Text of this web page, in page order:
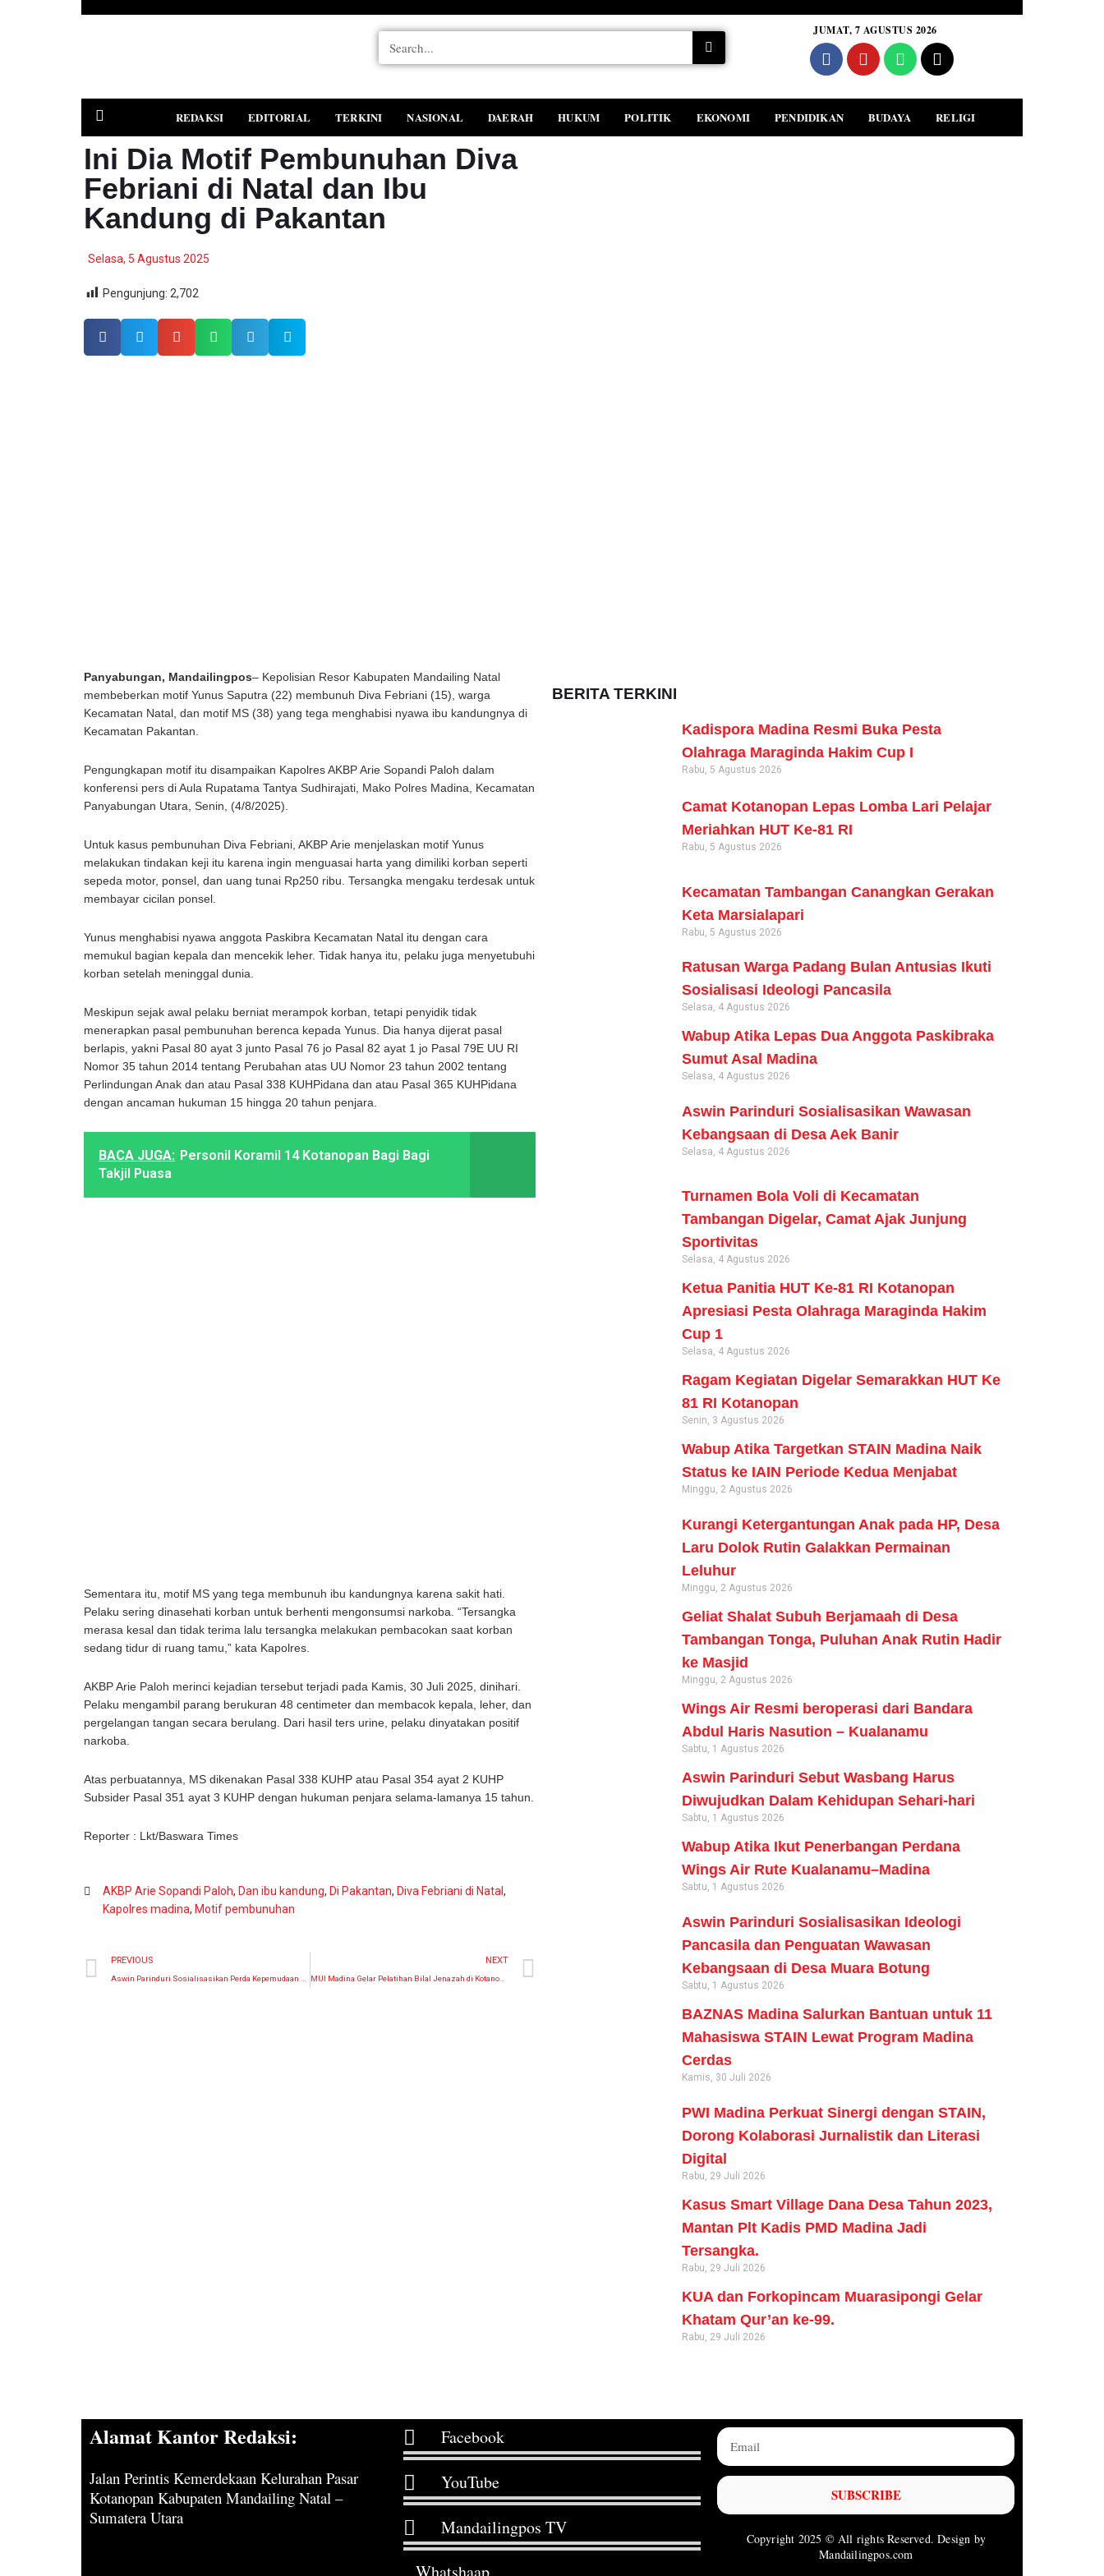
JUMAT, 7 AGUSTUS 2026
REDAKSI EDITORIAL TERKINI NASIONAL DAERAH HUKUM POLITIK EKONOMI PENDIDIKAN BUDAYA RELIGI
Ini Dia Motif Pembunuhan Diva
Febriani di Natal dan Ibu
Kandung di Pakantan
Selasa, 5 Agustus 2025
Pengunjung: 2,702
Panyabungan, Mandailingpos– Kepolisian Resor Kabupaten Mandailing Natal
membeberkan motif Yunus Saputra (22) membunuh Diva Febriani (15), warga
Kecamatan Natal, dan motif MS (38) yang tega menghabisi nyawa ibu kandungnya di
Kecamatan Pakantan.
Pengungkapan motif itu disampaikan Kapolres AKBP Arie Sopandi Paloh dalam
konferensi pers di Aula Rupatama Tantya Sudhirajati, Mako Polres Madina, Kecamatan
Panyabungan Utara, Senin, (4/8/2025).
Untuk kasus pembunuhan Diva Febriani, AKBP Arie menjelaskan motif Yunus
melakukan tindakan keji itu karena ingin menguasai harta yang dimiliki korban seperti
sepeda motor, ponsel, dan uang tunai Rp250 ribu. Tersangka mengaku terdesak untuk
membayar cicilan ponsel.
Yunus menghabisi nyawa anggota Paskibra Kecamatan Natal itu dengan cara
memukul bagian kepala dan mencekik leher. Tidak hanya itu, pelaku juga menyetubuhi
korban setelah meninggal dunia.
Meskipun sejak awal pelaku berniat merampok korban, tetapi penyidik tidak
menerapkan pasal pembunuhan berenca kepada Yunus. Dia hanya dijerat pasal
berlapis, yakni Pasal 80 ayat 3 junto Pasal 76 jo Pasal 82 ayat 1 jo Pasal 79E UU RI
Nomor 35 tahun 2014 tentang Perubahan atas UU Nomor 23 tahun 2002 tentang
Perlindungan Anak dan atau Pasal 338 KUHPidana dan atau Pasal 365 KUHPidana
dengan ancaman hukuman 15 hingga 20 tahun penjara.
BACA JUGA: Personil Koramil 14 Kotanopan Bagi Bagi
Takjil Puasa
Sementara itu, motif MS yang tega membunuh ibu kandungnya karena sakit hati.
Pelaku sering dinasehati korban untuk berhenti mengonsumsi narkoba. “Tersangka
merasa kesal dan tidak terima lalu tersangka melakukan pembacokan saat korban
sedang tidur di ruang tamu,” kata Kapolres.
AKBP Arie Paloh merinci kejadian tersebut terjadi pada Kamis, 30 Juli 2025, dinihari.
Pelaku mengambil parang berukuran 48 centimeter dan membacok kepala, leher, dan
pergelangan tangan secara berulang. Dari hasil ters urine, pelaku dinyatakan positif
narkoba.
Atas perbuatannya, MS dikenakan Pasal 338 KUHP atau Pasal 354 ayat 2 KUHP
Subsider Pasal 351 ayat 3 KUHP dengan hukuman penjara selama-lamanya 15 tahun.
Reporter : Lkt/Baswara Times
AKBP Arie Sopandi Paloh, Dan ibu kandung, Di Pakantan, Diva Febriani di Natal ,
Kapolres madina, Motif pembunuhan
PREVIOUS NEXT
MUI Madina Gelar Pelatihan Bilal Jenazah di Kotanopan
BERITA TERKINI
Kadispora Madina Resmi Buka Pesta
Olahraga Maraginda Hakim Cup I
Rabu, 5 Agustus 2026
Camat Kotanopan Lepas Lomba Lari Pelajar
Meriahkan HUT Ke-81 RI
Rabu, 5 Agustus 2026
Kecamatan Tambangan Canangkan Gerakan
Keta Marsialapari
Rabu, 5 Agustus 2026
Ratusan Warga Padang Bulan Antusias Ikuti
Sosialisasi Ideologi Pancasila
Selasa, 4 Agustus 2026
Wabup Atika Lepas Dua Anggota Paskibraka
Sumut Asal Madina
Selasa, 4 Agustus 2026
Aswin Parinduri Sosialisasikan Wawasan
Kebangsaan di Desa Aek Banir
Selasa, 4 Agustus 2026
Turnamen Bola Voli di Kecamatan
Tambangan Digelar, Camat Ajak Junjung
Sportivitas
Selasa, 4 Agustus 2026
Ketua Panitia HUT Ke-81 RI Kotanopan
Apresiasi Pesta Olahraga Maraginda Hakim
Cup 1
Selasa, 4 Agustus 2026
Ragam Kegiatan Digelar Semarakkan HUT Ke
81 RI Kotanopan
Senin, 3 Agustus 2026
Wabup Atika Targetkan STAIN Madina Naik
Status ke IAIN Periode Kedua Menjabat
Minggu, 2 Agustus 2026
Kurangi Ketergantungan Anak pada HP, Desa
Laru Dolok Rutin Galakkan Permainan
Leluhur
Minggu, 2 Agustus 2026
Geliat Shalat Subuh Berjamaah di Desa
Tambangan Tonga, Puluhan Anak Rutin Hadir
ke Masjid
Minggu, 2 Agustus 2026
Wings Air Resmi beroperasi dari Bandara
Abdul Haris Nasution – Kualanamu
Sabtu, 1 Agustus 2026
Aswin Parinduri Sebut Wasbang Harus
Diwujudkan Dalam Kehidupan Sehari-hari
Sabtu, 1 Agustus 2026
Wabup Atika Ikut Penerbangan Perdana
Wings Air Rute Kualanamu–Madina
Sabtu, 1 Agustus 2026
Aswin Parinduri Sosialisasikan Ideologi
Pancasila dan Penguatan Wawasan
Kebangsaan di Desa Muara Botung
Sabtu, 1 Agustus 2026
BAZNAS Madina Salurkan Bantuan untuk 11
Mahasiswa STAIN Lewat Program Madina
Cerdas
Kamis, 30 Juli 2026
PWI Madina Perkuat Sinergi dengan STAIN,
Dorong Kolaborasi Jurnalistik dan Literasi
Digital
Rabu, 29 Juli 2026
Kasus Smart Village Dana Desa Tahun 2023,
Mantan Plt Kadis PMD Madina Jadi
Tersangka.
Rabu, 29 Juli 2026
KUA dan Forkopincam Muarasipongi Gelar
Khatam Qur’an ke-99.
Rabu, 29 Juli 2026
Alamat Kantor Redaksi:
Jalan Perintis Kemerdekaan Kelurahan Pasar
Kotanopan Kabupaten Mandailing Natal –
Sumatera Utara
Facebook
YouTube
Mandailingpos TV
Whatshaap
SUBSCRIBE
Copyright 2025 © All rights Reserved. Design by
Mandailingpos.com